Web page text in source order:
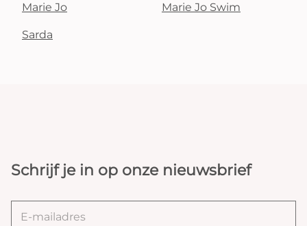
Marie Jo Marie Jo Swim
Sarda
Schrijf je in op onze nieuwsbrief